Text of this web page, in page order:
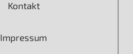
Kontakt
Impressum